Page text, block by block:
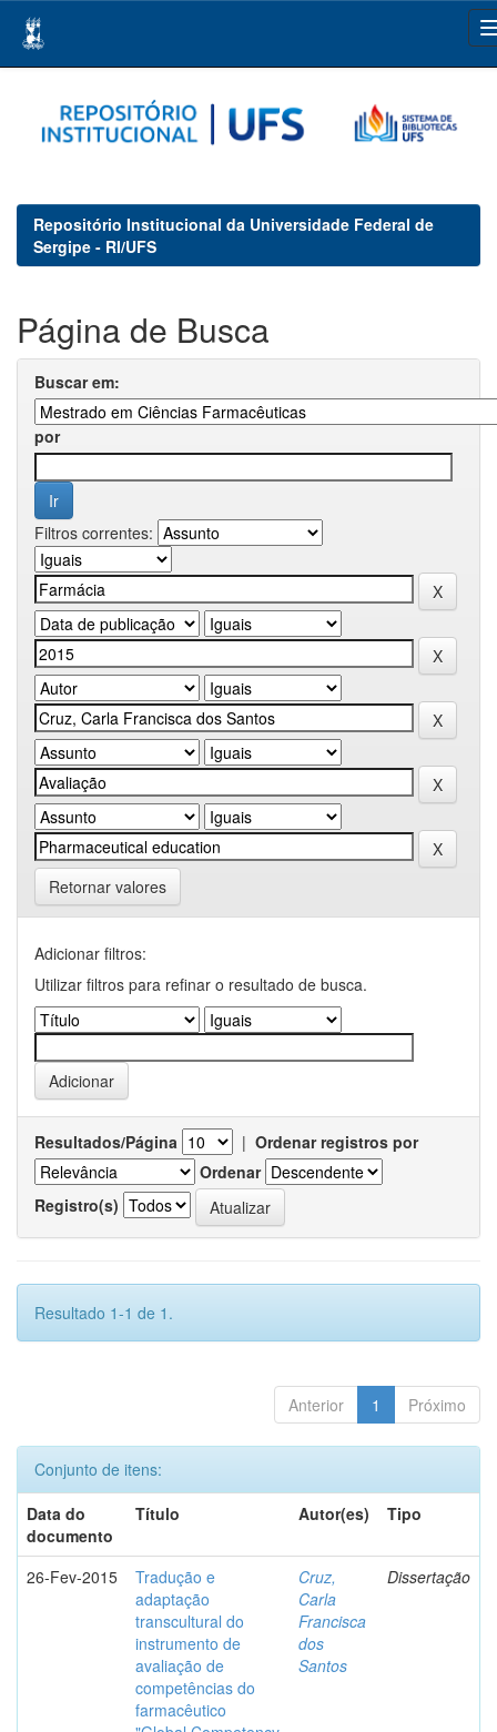
navigation
Repositório Institucional da Universidade Federal de
Sergipe - RI/UFS
Página de Busca
Buscar em:
por
Filtros correntes:
Retornar valores
Adicionar filtros:
Utilizar filtros para refinar o resultado de busca.
Resultados/Página | Ordenar registros por
Ordenar
Registro(s)
Resultado 1-1 de 1.
Anterior 1 Próximo
Conjunto de itens:
Data do
documento
Título Autor(es) Tipo
26-Fev-2015
Tradução e
adaptação
transcultural do
instrumento de
avaliação de
competências do
farmacêutico
Cruz,
Carla
Francisca
dos
Santos
Dissertação